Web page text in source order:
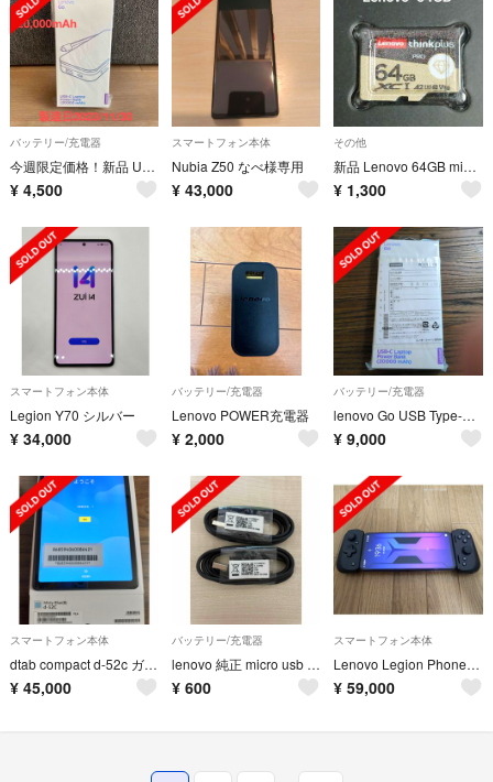
バッテリー/充電器
今週限定価格！新品 USB 20000mAh レノボ モバイルバッテリー
¥ 4,500
スマートフォン本体
Nubia Z50 なべ様専用
¥ 43,000
その他
新品 Lenovo 64GB microSDXC メモリーカード
¥ 1,300
スマートフォン本体
Legion Y70 シルバー
¥ 34,000
バッテリー/充電器
Lenovo POWER充電器
¥ 2,000
バッテリー/充電器
lenovo Go USB Type-C ノートブックパワーバンク 20000m
¥ 9,000
スマートフォン本体
dtab compact d-52c ガラスフィルム付き
¥ 45,000
バッテリー/充電器
lenovo 純正 micro usb 充電ケーブル
¥ 600
スマートフォン本体
Lenovo Legion Phone Duel2 & kishi V2セット
¥ 59,000